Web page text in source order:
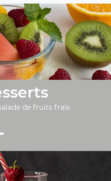
de fruits frais